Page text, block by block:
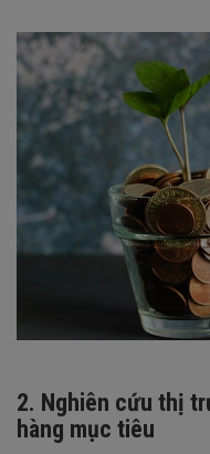
2. Nghiên cứu thị
hàng mục tiêu